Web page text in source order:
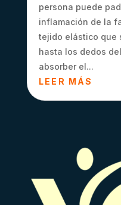
persona puede
inflamación de la
tejido elástico que
hasta los dedos
absorber el...
LEER MÁS